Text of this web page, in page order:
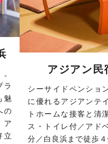
ラ
魅
の
ア
立
アジアン民
シーサイドペンショ
に優れるアジアンテ
トホームな接客と清
ス・トイレ付／アド
分／白良浜まで徒歩４